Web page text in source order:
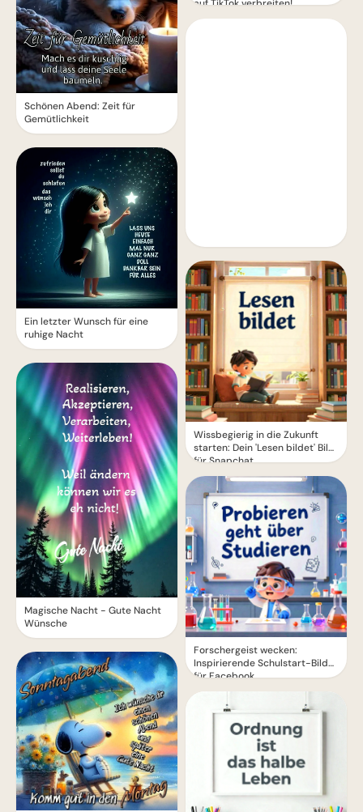
Schönen Abend: Zeit für
Gemütlichkeit
Ein letzter Wunsch für eine
ruhige Nacht
Magische Nacht - Gute Nacht
Wünsche
auf TikTok verbreiten!
Wissbegierig in die Zukunft
starten: Dein 'Lesen bildet' Bild
für Snapchat
Forschergeist wecken:
Inspirierende Schulstart-Bilder
für Facebook